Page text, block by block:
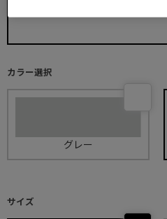
カラー選択
グレー
サイズ